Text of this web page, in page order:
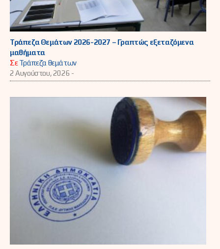
Τράπεζα Θεμάτων 2026-2027 – Γραπτώς εξεταζόμενα
μαθήματα
ΣεΤράπεζα θεμάτων
2 Αυγούστου, 2026 -